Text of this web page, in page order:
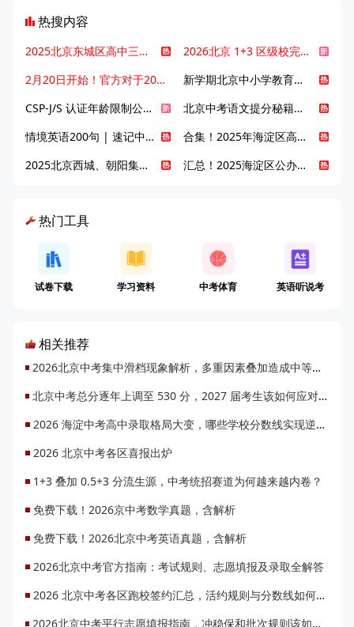
热搜内容
2025北京东城区高中三大梯队高中有哪些？录取分数线是多少？
2026北京 1+3 区级校完整名单发布，13549 个名额该如何规划报考？
2月20日开始！官方对于2025年北京市中招体检问题解答！
新学期北京中小学教育八大变化全解析：学位、政策、教学等方面迎新变革
CSP-J/S 认证年龄限制公告发布，新规即日起实施！
北京中考语文提分秘籍！攻克 5000 易混易错字
情境英语200句 | 速记中考英语1600词
合集！2025年海淀区高中校情介绍
2025北京西城、朝阳集团校直升新动态
汇总！2025海淀区公办高中校情全解
热门工具
试卷下载 学习资料 中考体育 英语听说考
相关推荐
2026北京中考集中滑档现象解析，多重因素叠加造成中等生落榜？
北京中考总分逐年上调至 530 分，2027 届考生该如何应对过渡期难题？
2026 海淀中考高中录取格局大变，哪些学校分数线实现逆袭？
2026 北京中考各区喜报出炉
1+3 叠加 0.5+3 分流生源，中考统招赛道为何越来越内卷？
免费下载！2026京中考数学真题，含解析
免费下载！2026北京中考英语真题，含解析
2026北京中考官方指南：考试规则、志愿填报及录取全解答
2026 北京中考各区跑校签约汇总，活约规则与分数线如何参考？
2026北京中考平行志愿填报指南，冲稳保和批次规则该如何正确运用？